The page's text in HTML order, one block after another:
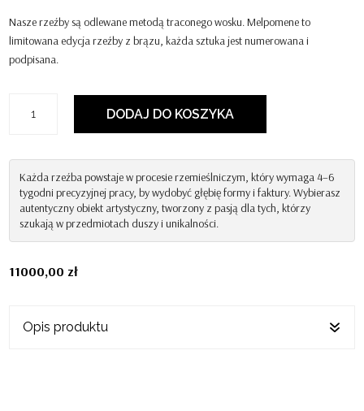
Nasze rzeźby są odlewane metodą traconego wosku. Melpomene to
limitowana edycja rzeźby z brązu, każda sztuka jest numerowana i
podpisana.
Melpomene
Renaat
Ramon
DODAJ DO KOSZYKA
Każda rzeźba powstaje w procesie rzemieślniczym, który wymaga 4–6
tygodni precyzyjnej pracy, by wydobyć głębię formy i faktury. Wybierasz
autentyczny obiekt artystyczny, tworzony z pasją dla tych, którzy
szukają w przedmiotach duszy i unikalności.
11000,00 zł
Opis produktu